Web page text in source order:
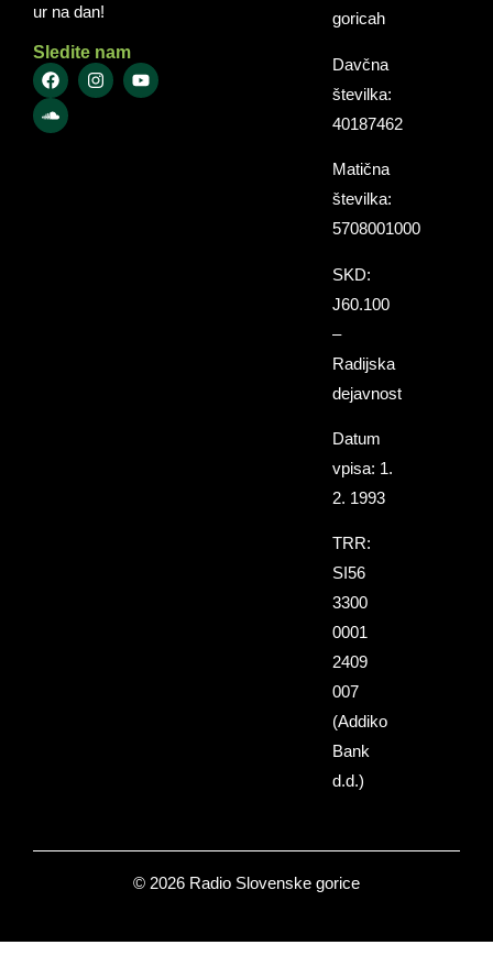
ur na dan!
Sledite nam
goricah
Davčna
številka:
40187462
Matična
številka:
5708001000
SKD:
J60.100
–
Radijska
dejavnost
Datum
vpisa: 1.
2. 1993
TRR:
SI56
3300
0001
2409
007
(Addiko
Bank
d.d.)
© 2026 Radio Slovenske gorice